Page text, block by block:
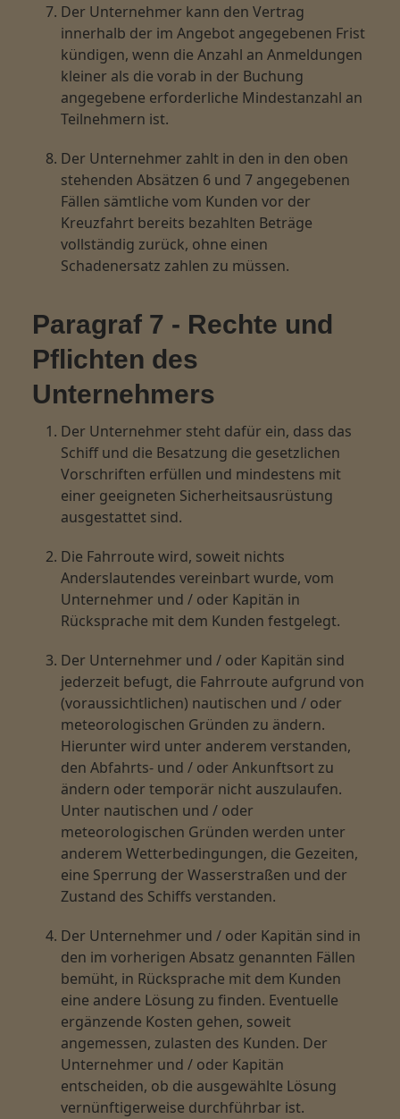
Der Unternehmer kann den Vertrag
innerhalb der im Angebot angegebenen Frist
kündigen, wenn die Anzahl an Anmeldungen
kleiner als die vorab in der Buchung
angegebene erforderliche Mindestanzahl an
Teilnehmern ist.
Der Unternehmer zahlt in den in den oben
stehenden Absätzen 6 und 7 angegebenen
Fällen sämtliche vom Kunden vor der
Kreuzfahrt bereits bezahlten Beträge
vollständig zurück, ohne einen
Schadenersatz zahlen zu müssen.
Paragraf 7 - Rechte und
Pflichten des
Unternehmers
Der Unternehmer steht dafür ein, dass das
Schiff und die Besatzung die gesetzlichen
Vorschriften erfüllen und mindestens mit
einer geeigneten Sicherheitsausrüstung
ausgestattet sind.
Die Fahrroute wird, soweit nichts
Anderslautendes vereinbart wurde, vom
Unternehmer und / oder Kapitän in
Rücksprache mit dem Kunden festgelegt.
Der Unternehmer und / oder Kapitän sind
jederzeit befugt, die Fahrroute aufgrund von
(voraussichtlichen) nautischen und / oder
meteorologischen Gründen zu ändern.
Hierunter wird unter anderem verstanden,
den Abfahrts- und / oder Ankunftsort zu
ändern oder temporär nicht auszulaufen.
Unter nautischen und / oder
meteorologischen Gründen werden unter
anderem Wetterbedingungen, die Gezeiten,
eine Sperrung der Wasserstraßen und der
Zustand des Schiffs verstanden.
Der Unternehmer und / oder Kapitän sind in
den im vorherigen Absatz genannten Fällen
bemüht, in Rücksprache mit dem Kunden
eine andere Lösung zu finden. Eventuelle
ergänzende Kosten gehen, soweit
angemessen, zulasten des Kunden. Der
Unternehmer und / oder Kapitän
entscheiden, ob die ausgewählte Lösung
vernünftigerweise durchführbar ist.